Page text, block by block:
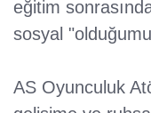
eğitim
sosyal
AS Oyunculuk